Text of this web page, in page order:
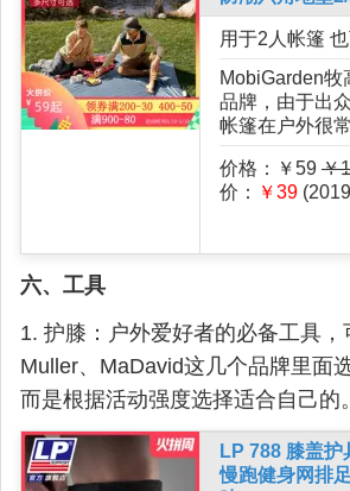
用于2人帐篷
MobiGarden牧
品牌，由于出
帐篷在户外很常
价格：￥59 ￥
价：
￥39
六、工具
1. 护膝：户外爱好者的必备工具，
Muller、MaDavid这几个品牌里面
而是根据活动强度选择适合自己的。
LP 788 膝盖护
慢跑健身网排